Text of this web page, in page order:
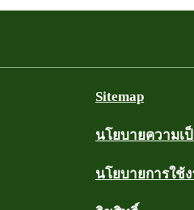
Sitemap
นโยบายความเ
นโยบายการใช้